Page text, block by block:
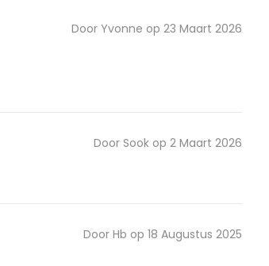
Door Yvonne op 23 Maart 2026
Door Sook op 2 Maart 2026
Door Hb op 18 Augustus 2025